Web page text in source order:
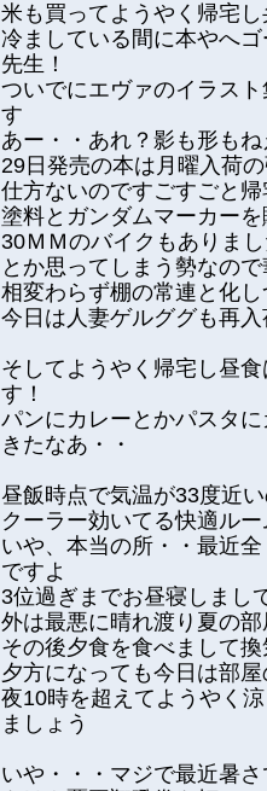
米も買ってようやく帰宅
冷ましている間に本やへ
先生！
ついでにエヴァのイラス
す
あー・・あれ？影も形も
29日発売の本は月曜入荷
仕方ないのですごすごと
塗料とガンダムマーカー
30ＭＭのバイクもありま
とか思ってしまう勢なの
相変わらず棚の常連と化
今日は人妻ゲルググも再
そしてようやく帰宅し昼
す！
パンにカレーとかパスタ
きたなあ・・
昼飯時点で気温が33度近
クーラー効いてる快適ル
いや、本当の所・・最近
ですよ
3位過ぎまでお昼寝しまし
外は最悪に晴れ渡り夏の
その後夕食を食べまして
夕方になっても今日は部
夜10時を超えてようやく
ましょう
いや・・・マジで最近暑